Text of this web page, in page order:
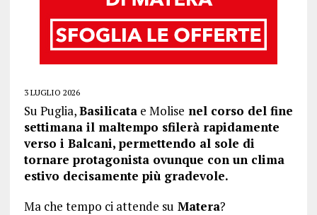
3 LUGLIO 2026
Su Puglia,Basilicatae Molise nel corso del fine
settimana il maltempo sfilerà rapidamente
verso i Balcani, permettendo al sole di
tornare protagonista ovunque con un clima
estivo decisamente più gradevole.
Ma che tempo ci attende su Matera?